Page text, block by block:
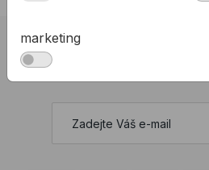
Získajte prehľad o našich
marketing